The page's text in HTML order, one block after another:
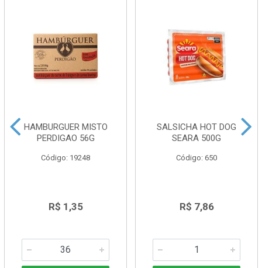
HAMBURGUER MISTO
PERDIGAO 56G
Código: 19248
R$ 1,35
SALSICHA HOT DOG
SEARA 500G
Código: 650
R$ 7,86